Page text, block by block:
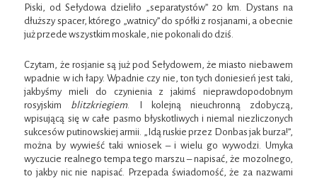
Piski, od Sełydowa dzieliło „separatystów” 20 km. Dystans na
dłuższy spacer, którego „watnicy” do spółki z rosjanami, a obecnie
już przede wszystkim moskale, nie pokonali do dziś.
Czytam, że rosjanie są już pod Sełydowem, że miasto niebawem
wpadnie w ich łapy. Wpadnie czy nie, ton tych doniesień jest taki,
jakbyśmy mieli do czynienia z jakimś nieprawdopodobnym
rosyjskim blitzkriegiem. I kolejną nieuchronną zdobyczą,
wpisującą się w całe pasmo błyskotliwych i niemal niezliczonych
sukcesów putinowskiej armii. „Idą ruskie przez Donbas jak burza!”,
można by wywieść taki wniosek – i wielu go wywodzi. Umyka
wyczucie realnego tempa tego marszu – napisać, że mozolnego,
to jakby nic nie napisać. Przepada świadomość, że za nazwami